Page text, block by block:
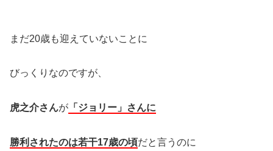
まだ20歳も迎えていないことに
びっくりなのですが、
虎之介さんが 「ジョリー」さんに
勝利されたのは若干17歳の頃だと言うのに